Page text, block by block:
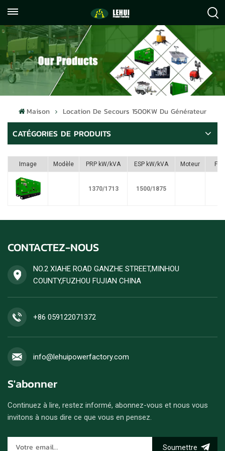
059122071372
info@lehuipowerfactory.com
Maison Location De Secours 1500KW Du Générateur
CATÉGORIES DE PRODUITS
Image Modèle PRP kW/kVA ESP kW/kVA Moteur
1370/1713 1500/1875
CONTACTEZ-NOUS
NO.2 XIAHE ROAD GANZHE STREET,MINHOU
COUNTY,FUZHOU FUJIAN CHINA
+86 059122071372
info@lehuipowerfactory.com
S'abonner
Continuez à lire, restez informé, abonnez-vous et nous vous
invitons à nous dire ce que vous en pensez.
Soumettre